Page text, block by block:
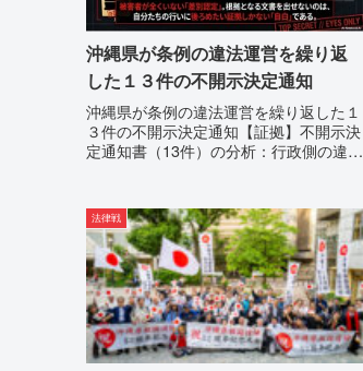
沖縄県が条例の違法運営を繰り返
した１３件の不開示決定通知
沖縄県が条例の違法運営を繰り返した１
３件の不開示決定通知【証拠】不開示決
定通知書（13件）の分析：行政側の違法
拒否を突きつけました。これは、彼らが
行政手続きの正当性を失っ...
法律戦